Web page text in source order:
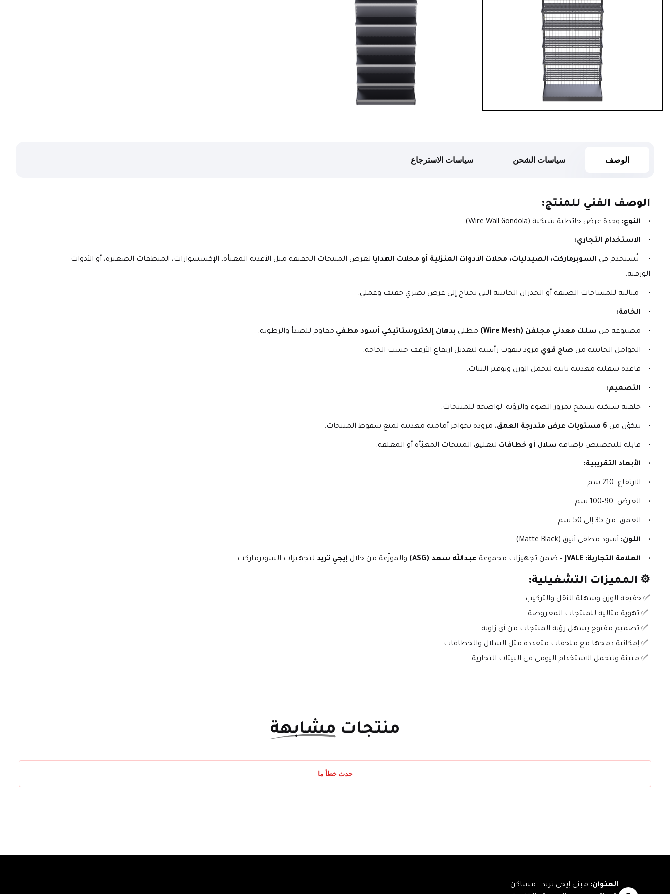
الوصف سياسات الشحن سياسات الاسترجاع
الوصف الفني للمنتج:
النوع: وحدة عرض حائطية شبكية (Wire Wall Gondola).
الاستخدام التجاري:
تُستخدم في السوبرماركت، الصيدليات، محلات الأدوات المنزلية أو محلات الهدايا
الورقية.
مثالية للمساحات الضيقة أو الجدران الجانبية التي تحتاج إلى عرض بصري خفيف وعملي.
الخامة:
مصنوعة من سلك معدني مجلفن (Wire Mesh) مطلي بدهان إلكتروستاتيكي أسود مطفي مقاوم للصدأ والرطوبة.
الحوامل الجانبية من صاج قوي مزود بثقوب رأسية لتعديل ارتفاع الأرفف حسب الحاجة.
قاعدة سفلية معدنية ثابتة لتحمل الوزن وتوفير الثبات.
التصميم:
خلفية شبكية تسمح بمرور الضوء والرؤية الواضحة للمنتجات.
تتكوّن من 6 مستويات عرض متدرجة العمق ، مزودة بحواجز أمامية معدنية لمنع سقوط المنتجات.
قابلة للتخصيص بإضافة سلال أو خطافات لتعليق المنتجات المعبّأة أو المعلقة.
الأبعاد التقريبية:
الارتفاع: 210 سم
العرض: 90–100 سم
العمق: من 35 إلى 50 سم
اللون: أسود مطفي أنيق (Matte Black).
العلامة التجارية: JVALE – ضمن تجهيزات مجموعة عبدالله سعد (ASG) والموزّعة من خلال إيجي تريد لتجهيزات السوبرماركت.
⚙️ المميزات التشغيلية:
✅ خفيفة الوزن وسهلة النقل والتركيب.
منتجات مشابهة
حدث خطأ ما
العنوان: مبنى إيجي تريد - مساكن